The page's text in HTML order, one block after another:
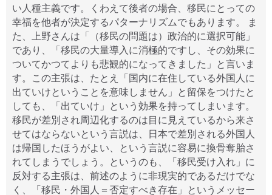
い人種主義です。くわえて後者の場合、移民にとっての
幸福を他者が決定するパターナリズムでもあります。 ま
た、上野さんは「（移民の問題は）政治的に選択可能」
であり、「移民の大量導入に消極的ですし、その効果に
ついてかつてよりも悲観的になってきました」と言いま
す。この主張は、たとえ「国内に在住している外国人に
出ていけということを意味しません」と留保をつけたと
しても、「出ていけ」という効果を持ってしまいます。
移民が差別され周辺化するのは目に見えているから来さ
せてはならないという言説は、日本で差別される外国人
は帰国したほうがよい、という言説に容易に換骨奪胎さ
れてしまうでしょう。というのも、「移民受け入れ」に
反対する主張は、前述のように非現実的であるだけでな
く、「移民・外国人＝否定すべき存在」というメッセー